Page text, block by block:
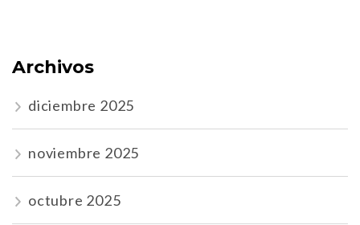
Archivos
diciembre 2025
noviembre 2025
octubre 2025